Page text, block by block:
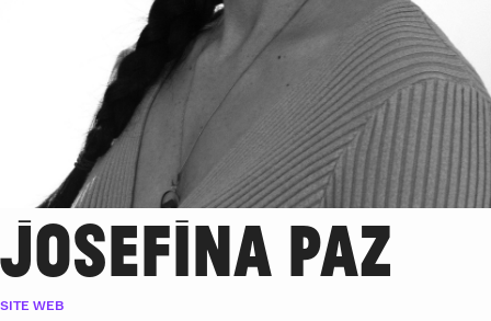
JOSEFINA PAZ
SITE WEB